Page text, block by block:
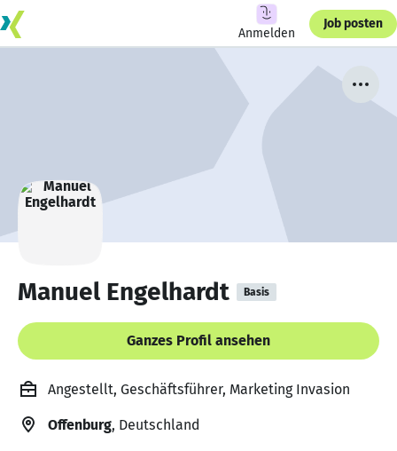
Anmelden
Job posten
Manuel Engelhardt Basis
Ganzes Profil ansehen
Angestellt, Geschäftsführer, Marketing Invasion
Offenburg, Deutschland